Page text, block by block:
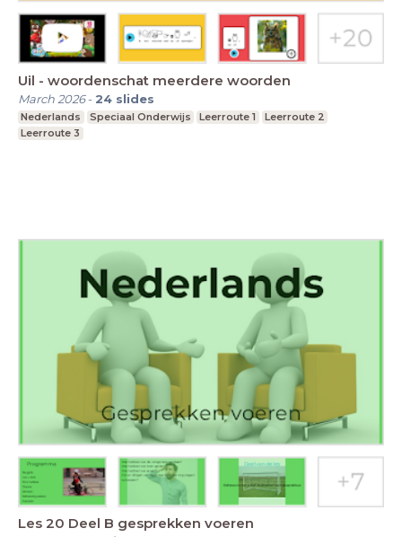
Uil - woordenschat meerdere woorden
March 2026- 24 slides
Nederlands Speciaal Onderwijs Leerroute 1
Leerroute 2
Leerroute 3
Les 20 Deel B gesprekken voeren